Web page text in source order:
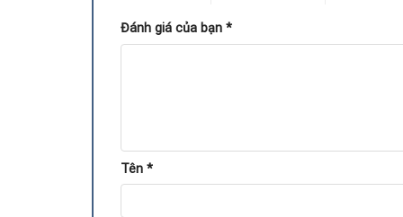
Quy trình thay vỏ ngoài card
Kiểm tra tình trạng card và vỏ ngoài.
Đánh giá của bạn *
Tên *